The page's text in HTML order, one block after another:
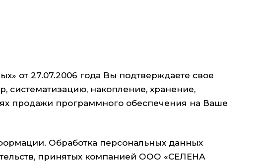
от 27.07.2006 года Вы подтверждаете свое
накопление, хранение,
продажи программного обеспечения на Ваше
Обработка персональных данных
принятых компанией ООО «СЕЛЕНА